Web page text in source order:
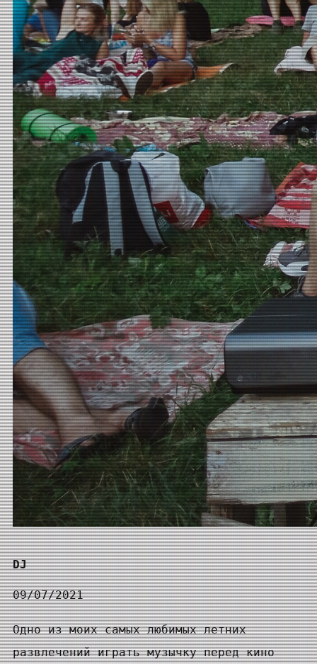
DJ
09/07/2021
Одно из моих самых любимых летних
развлечений играть музычку перед кино